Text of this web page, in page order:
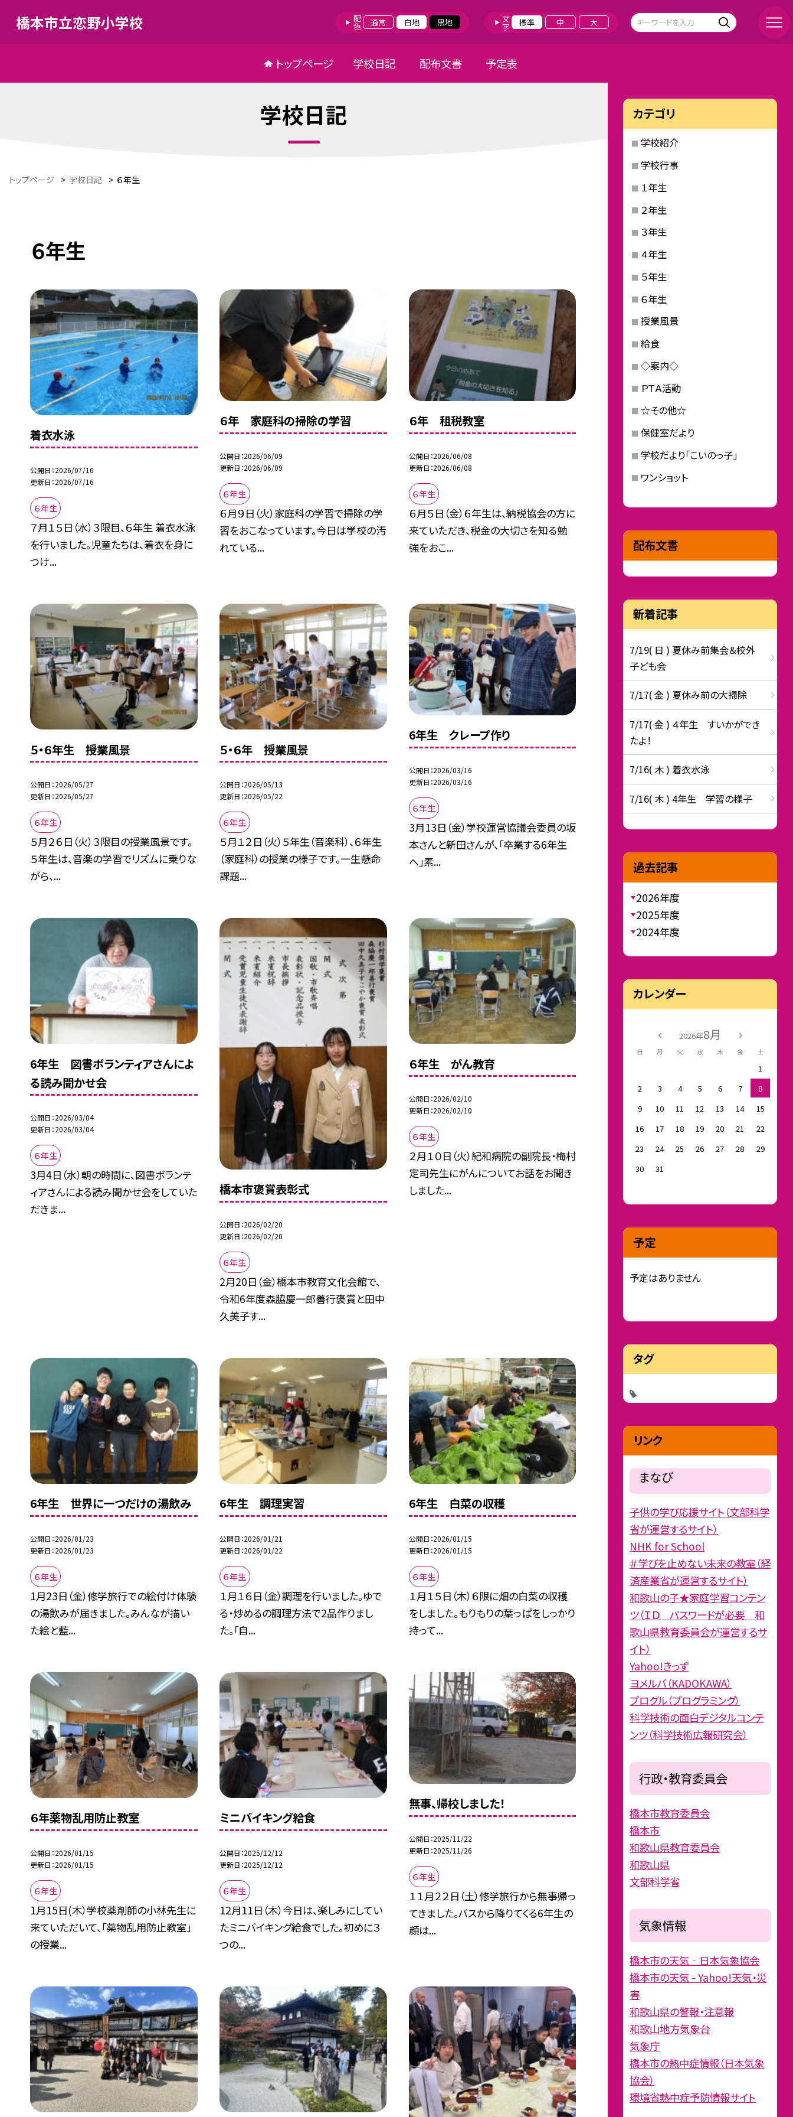
橋本市立恋野小学校 配色 通常 白地 黒地 文字 標準 中 大
トップページ 学校日記 配布文書 予定表
学校日記
トップページ > 学校日記 > ６年生
６年生
着衣水泳
公開日 2026/07/16
更新日 2026/07/16
６年生
７月１５日（水）３限目、６年生 着衣水泳
を行いました。児童たちは、着衣を身に
つけ...
６年 家庭科の掃除の学習
公開日 2026/06/09
更新日 2026/06/09
６年生
６月９日（火）家庭科の学習で掃除の学
習をおこなっています。今日は学校の汚
れている...
６年 租税教室
公開日 2026/06/08
更新日 2026/06/08
６年生
６月５日（金）６年生は、納税協会の方に
来ていただき、税金の大切さを知る勉
強をおこ...
５・６年生 授業風景
公開日 2026/05/27
更新日 2026/05/27
６年生
５月２６日（火）３限目の授業風景です。
５年生は、音楽の学習でリズムに乗りな
がら、...
５・６年 授業風景
公開日 2026/05/13
更新日 2026/05/22
６年生
５月１２日（火）５年生（音楽科）、６年生
（家庭科）の授業の様子です。一生懸命
課題...
6年生 クレープ作り
公開日 2026/03/16
更新日 2026/03/16
６年生
3月13日（金）学校運営協議会委員の坂
本さんと新田さんが、「卒業する6年生
へ」素...
6年生 図書ボランティアさんによ
る読み聞かせ会
公開日 2026/03/04
更新日 2026/03/04
６年生
3月4日（水）朝の時間に、図書ボランテ
ィアさんによる読み聞かせ会をしていた
だきま...
橋本市褒賞表彰式
公開日 2026/02/20
更新日 2026/02/20
６年生
2月20日（金）橋本市教育文化会館で、
令和6年度森脇慶一郎善行褒賞と田中
久美子す...
６年生 がん教育
公開日 2026/02/10
更新日 2026/02/10
６年生
２月１０日（火）紀和病院の副院長・梅村
定司先生にがんについてお話をお聞き
しました...
6年生 世界に一つだけの湯飲み
公開日 2026/01/23
更新日 2026/01/23
６年生
1月23日（金）修学旅行での絵付け体験
の湯飲みが届きました。みんなが描い
た絵と藍...
6年生 調理実習
公開日 2026/01/21
更新日 2026/01/22
６年生
１月１６日（金）調理を行いました。ゆで
る・炒めるの調理方法で2品作りまし
た。「自...
6年生 白菜の収穫
公開日 2026/01/15
更新日 2026/01/15
６年生
１月１５日（木）６限に畑の白菜の収穫
をしました。もりもりの葉っぱをしっかり
持って...
６年薬物乱用防止教室
公開日 2026/01/15
更新日 2026/01/15
６年生
1月15日(木）学校薬剤師の小林先生に
来ていただいて、「薬物乱用防止教室」
の授業...
ミニバイキング給食
公開日 2025/12/12
更新日 2025/12/12
６年生
12月11日（木）今日は、楽しみにしてい
たミニバイキング給食でした。初めに３
つの...
無事、帰校しました！
公開日 2025/11/22
更新日 2025/11/26
６年生
１１月２２日（土）修学旅行から無事帰っ
てきました。バスから降りてくる6年生の
顔は...
カテゴリ
学校紹介
学校行事
１年生
２年生
３年生
４年生
５年生
６年生
授業風景
給食
◇案内◇
ＰＴＡ活動
☆その他☆
保健室だより
学校だより「こいのっ子」
ワンショット
配布文書
新着記事
7/19( 日 ) 夏休み前集会＆校外
子ども会
7/17( 金 ) 夏休み前の大掃除
7/17( 金 ) ４年生 すいかができ
たよ！
7/16( 木 ) 着衣水泳
7/16( 木 ) 4年生 学習の様子
過去記事
2026年度
2025年度
2024年度
カレンダー
2026年8月
日 月 火 水 木 金 土
1
2
3 4 5 6 7
8
9
10 11 12 13 14
15
16
17 18 19 20 21
22
23
24 25 26 27 28
29
30
31
予定
予定はありません
タグ
リンク
まなび
子供の学び応援サイト（文部科学
省が運営するサイト）
NHK for School
＃学びを止めない未来の教室（経
済産業省が運営するサイト）
和歌山の子★家庭学習コンテン
ツ（ＩＤ パスワードが必要 和
歌山県教育委員会が運営するサ
イト）
Yahoo!きっず
ヨメルバ（KADOKAWA）
プログル（プログラミング）
科学技術の面白デジタルコンテ
ンツ（科学技術広報研究会）
行政・教育委員会
橋本市教育委員会
橋本市
和歌山県教育委員会
和歌山県
文部科学省
気象情報
橋本市の天気‐日本気象協会
橋本市の天気 - Yahoo!天気・災
害
和歌山県の警報・注意報
和歌山地方気象台
気象庁
橋本市の熱中症情報（日本気象
協会）
環境省熱中症予防情報サイト